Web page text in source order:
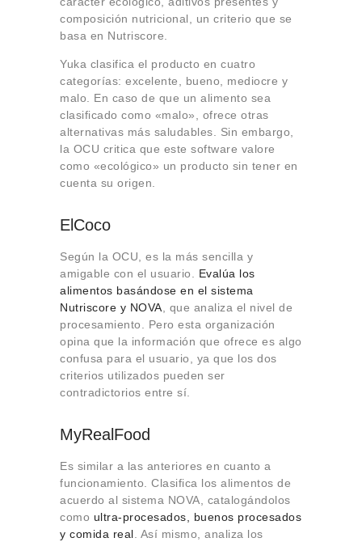
composición nutricional, un criterio que se
basa en Nutriscore.
Yuka clasifica el producto en cuatro
categorías: excelente, bueno, mediocre y
malo. En caso de que un alimento sea
clasificado como «malo», ofrece otras
alternativas más saludables. Sin embargo,
la OCU critica que este software valore
como «ecológico» un producto sin tener en
cuenta su origen.
ElCoco
Según la OCU, es la más sencilla y
amigable con el usuario.
Evalúa los
alimentos basándose en el sistema
Nutriscore y NOVA , que analiza el nivel de
procesamiento. Pero esta organización
opina que la información que ofrece es algo
confusa para el usuario, ya que los dos
criterios utilizados pueden ser
contradictorios entre sí.
MyRealFood
Es similar a las anteriores en cuanto a
funcionamiento. Clasifica los alimentos de
acuerdo al sistema NOVA, catalogándolos
como ultra-procesados, buenos procesados
y comida real . Así mismo, analiza los